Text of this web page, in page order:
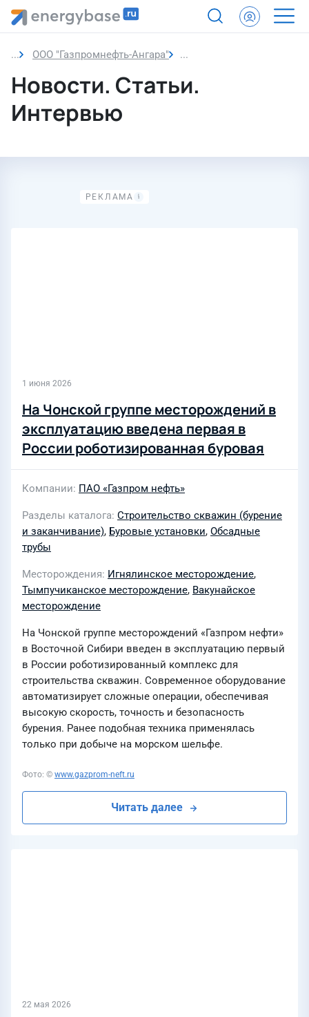
ООО "Газпромнефть-Ангара" Новости
Новости. Статьи.
Интервью
1 июня 2026
На Чонской группе месторождений в
эксплуатацию введена первая в
России роботизированная буровая
Компании ПАО «Газпром нефть»
Разделы каталога Строительство скважин (бурение
и заканчивание), Буровые установки, Обсадные
трубы
Месторождения Игнялинское месторождение,
Тымпучиканское месторождение, Вакунайское
месторождение
На Чонской группе месторождений «Газпром нефти»
в Восточной Сибири введен в эксплуатацию первый
в России роботизированный комплекс для
строительства скважин. Современное оборудование
автоматизирует сложные операции, обеспечивая
высокую скорость, точность и безопасность
бурения. Ранее подобная техника применялась
только при добыче на морском шельфе.
Читать далее
Фото: © www.gazprom-neft.ru
22 мая 2026